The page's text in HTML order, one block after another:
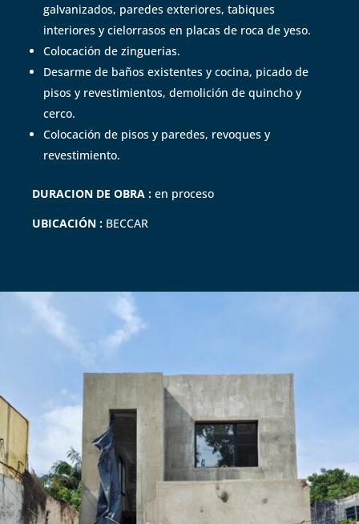
galvanizados, paredes exteriores, tabiques
interiores y cielorrasos en placas de roca de yeso.
Colocación de zinguerias.
Desarme de baños existentes y cocina, picado de
pisos y revestimientos, demolición de quincho y
cerco.
Colocación de pisos y paredes, revoques y
revestimiento.
DURACION DE OBRA : en proceso
UBICACIÓN : BECCAR